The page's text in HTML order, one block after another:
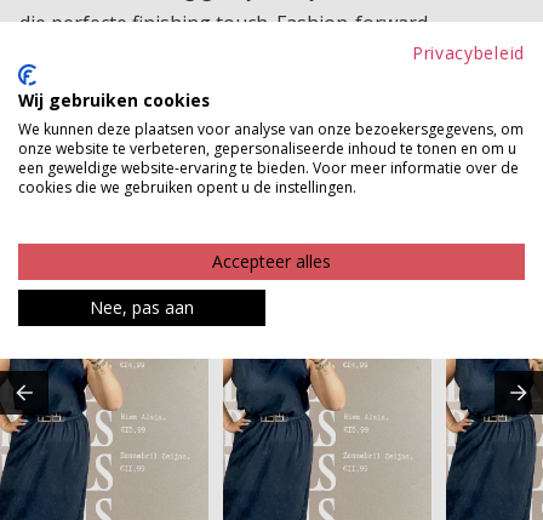
die perfecte finishing touch. Fashion-forward,
comfortabel en mega stijlvol, dit is hét accessoire dat je
in één klik een power look geeft.
Betaalinformatie
Privacybeleid
Wij gebruiken cookies
We kunnen deze plaatsen voor analyse van onze bezoekersgegevens, om
onze website te verbeteren, gepersonaliseerde inhoud te tonen en om u
een geweldige website-ervaring te bieden. Voor meer informatie over de
cookies die we gebruiken opent u de instellingen.
Accepteer alles
Nee, pas aan